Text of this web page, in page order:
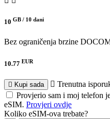
10 GB / 10 dani
Bez ograničenja brzine
10.77 EUR
Kupi sada
Trenutna
Provjerio sam i moj telefon
eSIM. Provjeri ovdje
Koliko eSIM-ova trebate?